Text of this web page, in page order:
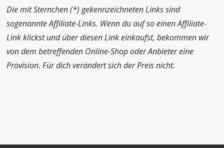
Die mit Sternchen (*) gekennzeichneten Links sind
sogenannte Affiliate-Links. Wenn du auf so einen Affiliate-
Link klickst und über diesen Link einkaufst, bekommen wir
von dem betreffenden Online-Shop oder Anbieter eine
Provision. Für dich verändert sich der Preis nicht.